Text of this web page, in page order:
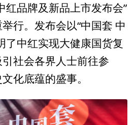
红品牌及新品上市发布会”
行。发布会以“中国套 中
了中红实现大健康国货复
社会各界人士前往参
化底蕴的盛事。